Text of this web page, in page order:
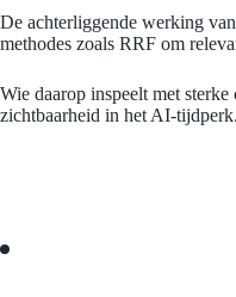
De achterliggende werking
methodes zoals RRF om
Wie daarop inspeelt met
zichtbaarheid in het AI-tijdperk.